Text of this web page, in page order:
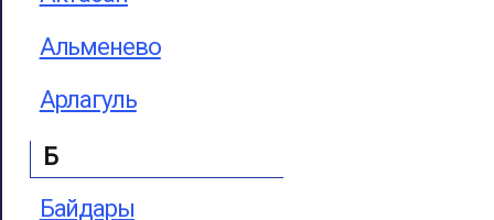
Альменево
Арлагуль
Б
Байдары